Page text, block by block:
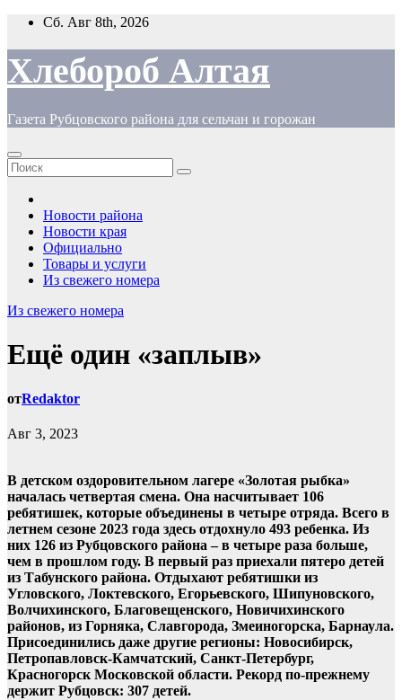
Перейти
содержимому
Сб. Авг 8th, 2026
Хлебороб Алтая
Газета Рубцовского района для сельчан и горожан
Новости района
Новости края
Официально
Товары и услуги
Из свежего номера
Из свежего номера
Ещё один «заплыв»
отRedaktor
Авг 3, 2023
В детском оздоровительном лагере «Золотая рыбка»
началась четвертая смена. Она насчитывает 106
ребятишек, которые объединены в четыре отряда. Всего в
летнем сезоне 2023 года здесь отдохнуло 493 ребенка. Из
них 126 из Рубцовского района – в четыре раза больше,
чем в прошлом году. В первый раз приехали пятеро детей
из Табунского района. Отдыхают ребятишки из
Угловского, Локтевского, Егорьевского, Шипуновского,
Волчихинского, Благовещенского, Новичихинского
районов, из Горняка, Славгорода, Змеиногорска, Барнаула.
Присоединились даже другие регионы: Новосибирск,
Петропавловск-Камчатский, Санкт-Петербург,
Красногорск Московской области. Рекорд по-прежнему
держит Рубцовск: 307 детей.